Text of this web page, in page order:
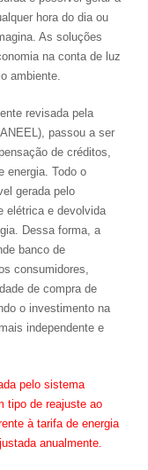
hora do dia ou
As soluções
na conta de luz
ambiente.
revisada pela
passou a ser
de créditos,
energia. Todo o
gerada pelo
elétrica e devolvida
Dessa forma, a
banco de
consumidores,
de compra de
o investimento na
independente e
pelo sistema
tipo de reajuste ao
à tarifa de energia
anualmente.